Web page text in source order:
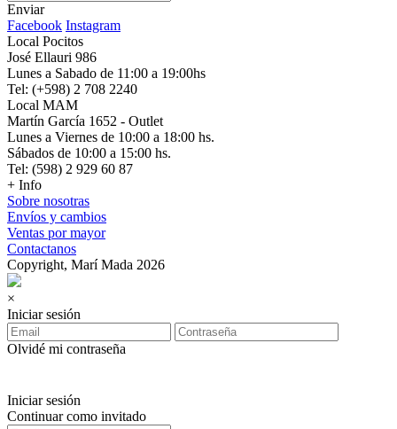
Enviar
Facebook Instagram
Local Pocitos
José Ellauri 986
Lunes a Sabado de 11:00 a 19:00hs
Tel: (+598) 2 708 2240
Local MAM
Martín García 1652 - Outlet
Lunes a Viernes de 10:00 a 18:00 hs.
Sábados de 10:00 a 15:00 hs.
Tel: (598) 2 929 60 87
+ Info
Sobre nosotras
Envíos y cambios
Ventas por mayor
Contactanos
Copyright, Marí Mada 2026
×
Iniciar sesión
Olvidé mi contraseña
Iniciar sesión
Continuar como invitado